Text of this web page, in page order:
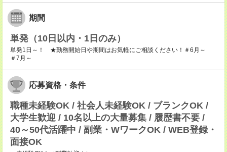
期間
単発（10日以内・1日のみ）
単発1日～！ ★勤務開始日や期間はお気軽にご相談ください！＃6月～
＃7月～
応募資格・条件
職種未経験OK / 社会人未経験OK / ブランクOK /
大学生歓迎 / 10名以上の大量募集 / 履歴書不要 /
40～50代活躍中 / 副業・WワークOK / WEB登録・
面接OK